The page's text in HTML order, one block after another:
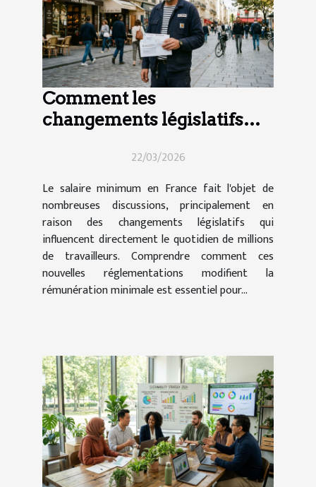
Comment les
changements législatifs
minimum en France ?
22/03/2026
Le salaire minimum en France fait l'objet de
nombreuses discussions, principalement en
raison des changements législatifs qui
influencent directement le quotidien de millions
de travailleurs. Comprendre comment ces
nouvelles réglementations modifient la
rémunération minimale est essentiel pour...